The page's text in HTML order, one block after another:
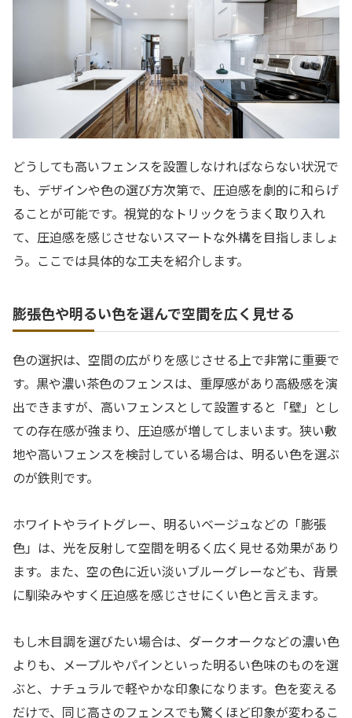
どうしても高いフェンスを設置しなければならない状況で
も、デザインや色の選び方次第で、圧迫感を劇的に和らげ
ることが可能です。視覚的なトリックをうまく取り入れ
て、圧迫感を感じさせないスマートな外構を目指しましょ
う。ここでは具体的な工夫を紹介します。
膨張色や明るい色を選んで空間を広く見せる
色の選択は、空間の広がりを感じさせる上で非常に重要で
す。黒や濃い茶色のフェンスは、重厚感があり高級感を演
出できますが、高いフェンスとして設置すると「壁」とし
ての存在感が強まり、圧迫感が増してしまいます。狭い敷
地や高いフェンスを検討している場合は、明るい色を選ぶ
のが鉄則です。
ホワイトやライトグレー、明るいベージュなどの「膨張
色」は、光を反射して空間を明るく広く見せる効果があり
ます。また、空の色に近い淡いブルーグレーなども、背景
に馴染みやすく圧迫感を感じさせにくい色と言えます。
もし木目調を選びたい場合は、ダークオークなどの濃い色
よりも、メープルやパインといった明るい色味のものを選
ぶと、ナチュラルで軽やかな印象になります。色を変える
だけで、同じ高さのフェンスでも驚くほど印象が変わるこ